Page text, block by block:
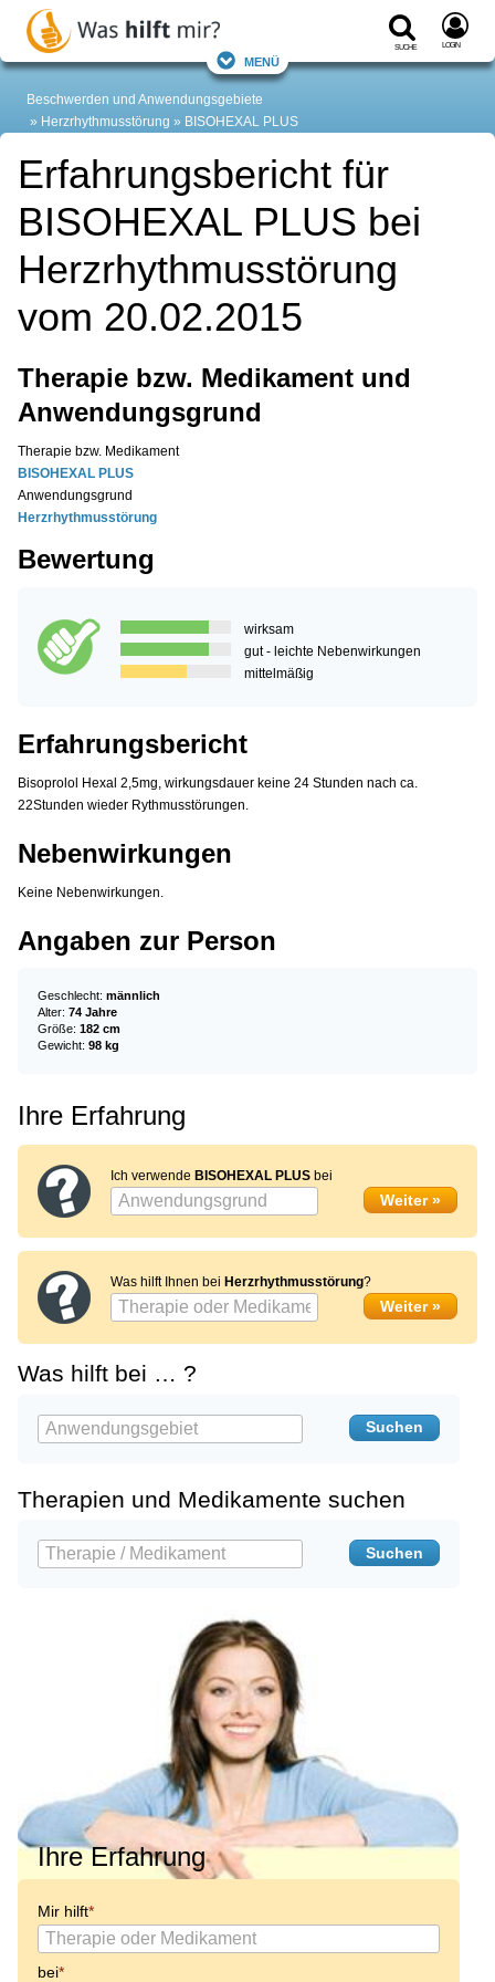
Suche Login
Menü
Beschwerden und Anwendungsgebiete
Herzrhythmusstörung
BISOHEXAL PLUS
Erfahrungsbericht für
BISOHEXAL PLUS bei
Herzrhythmusstörung
vom 20.02.2015
Therapie bzw. Medikament und
Anwendungsgrund
Therapie bzw. Medikament
BISOHEXAL PLUS
Anwendungsgrund
Herzrhythmusstörung
Bewertung
wirksam
gut - leichte Nebenwirkungen
mittelmäßig
Erfahrungsbericht
Bisoprolol Hexal 2,5mg, wirkungsdauer keine 24 Stunden nach ca.
22Stunden wieder Rythmusstörungen.
Nebenwirkungen
Keine Nebenwirkungen.
Angaben zur Person
Geschlecht: männlich
Alter: 74 Jahre
Größe: 182 cm
Gewicht: 98 kg
Ihre Erfahrung
Ich verwende BISOHEXAL PLUS bei
Was hilft Ihnen bei Herzrhythmusstörung?
Was hilft bei … ?
Therapien und Medikamente suchen
Ihre Erfahrung
Mir hilft
bei